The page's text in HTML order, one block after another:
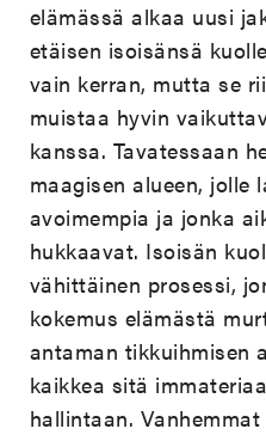
elämässä alkaa uusi
etäisen isoisänsä
vain kerran, mutta se
muistaa hyvin
kanssa. Tavatessaan
maagisen alueen, jolle
avoimempia ja jonka
hukkaavat. Isoisän
vähittäinen prosessi,
kokemus elämästä
antaman tikkuihmisen
kaikkea sitä
hallintaan.